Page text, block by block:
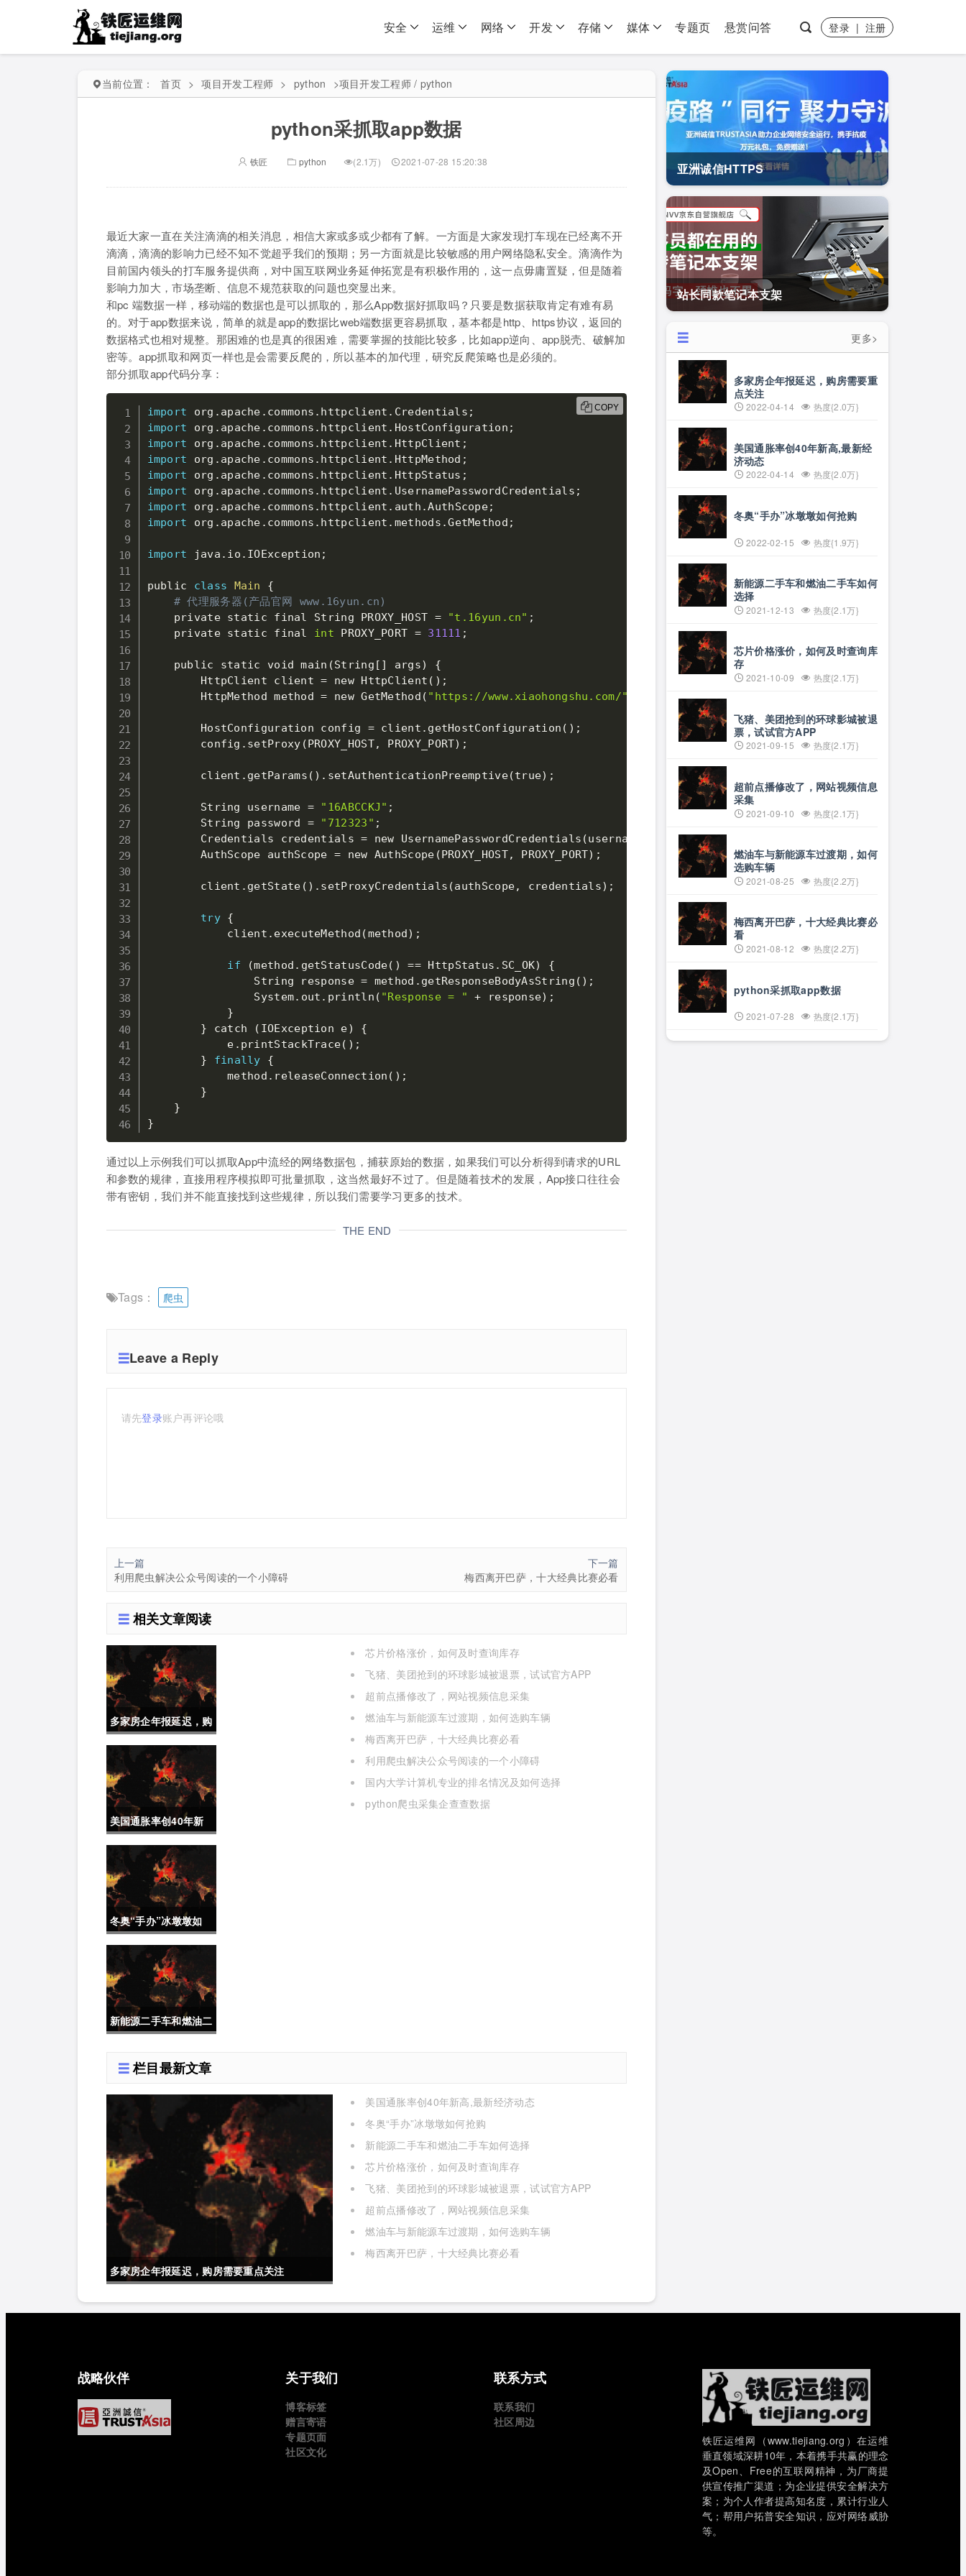
安全 运维 网络 开发 存储 媒体 专题页 悬赏问答 登录 | 注册
当前位置： 首页 > 项目开发工程师 > python >项目开发工程师 / python
python采抓取app数据
铁匠 python (2.1万) 2021-07-28 15:20:38
最近大家一直在关注滴滴的相关消息，相信大家或多或少都有了解。一方面是大家发现打车现在已经离不开
滴滴，滴滴的影响力已经不知不觉超乎我们的预期；另一方面就是比较敏感的用户网络隐私安全。滴滴作为
目前国内领头的打车服务提供商，对中国互联网业务延伸拓宽是有积极作用的，这一点毋庸置疑，但是随着
影响力加大，市场垄断、信息不规范获取的问题也突显出来。
和pc 端数据一样，移动端的数据也是可以抓取的，那么App数据好抓取吗？只要是数据获取肯定有难有易
的。对于app数据来说，简单的就是app的数据比web端数据更容易抓取，基本都是http、https协议，返回的
数据格式也相对规整。那困难的也是真的很困难，需要掌握的技能比较多，比如app逆向、app脱壳、破解加
密等。app抓取和网页一样也是会需要反爬的，所以基本的加代理，研究反爬策略也是必须的。
部分抓取app代码分享：
import org . apache . commons . httpclient . Credentials ;
import org . apache . commons . httpclient . HostConfiguration ;
import org . apache . commons . httpclient . HttpClient ;
import org . apache . commons . httpclient . HttpMethod ;
import org . apache . commons . httpclient . HttpStatus ;
import org . apache . commons . httpclient . UsernamePasswordCredentials ;
import org . apache . commons . httpclient . auth .AuthScope;
import org . apache . commons . httpclient . methods .GetMethod ;
import java . io . IOException ;
public class Main
{
# 代理服务器(产品官网 www.16yun.cn)
    private static final String PROXY_HOST
= "t.16yun.cn" ;
    private static final
int PROXY_PORT = 31111 ;
    public static void main
(String [ ] args)
{
        HttpClient client
= new HttpClient ( ) ;
        HttpMethod method
= new GetMethod ( "https://www.xiaohongshu.com/"
        HostConfiguration config
= client . getHostConfiguration ( ) ;
        config
. setProxy ( PROXY_HOST, PROXY_PORT) ;
        client
. getParams ( ) . setAuthenticationPreemptive(true) ;
        String username
= "16ABCCKJ" ;
        String password
= "712323" ;
        Credentials credentials
= new UsernamePasswordCredentials (username password)
        AuthScope authScope
= new AuthScope ( PROXY_HOST, PROXY_PORT) ;
        client
. getState ( ) . setProxyCredentials (authScope, credentials) ;
try {
            client
. executeMethod (method ) ;
if (method . getStatusCode( ) == HttpStatus . SC_OK)
{
                String response
= method . getResponseBodyAsString ( ) ;
                System
. out . println ( "Response = " + response) ;
}
} catch ( IOException e)
{
            e
. printStackTrace( ) ;
}
finally
{
            method
. releaseConnection ( ) ;
}
}
}
COPY
通过以上示例我们可以抓取App中流经的网络数据包，捕获原始的数据，如果我们可以分析得到请求的URL
和参数的规律，直接用程序模拟即可批量抓取，这当然最好不过了。但是随着技术的发展，App接口往往会
带有密钥，我们并不能直接找到这些规律，所以我们需要学习更多的技术。
THE END
Tags： 爬虫
Leave a Reply
请先登录账户再评论哦
上一篇
利用爬虫解决公众号阅读的一个小障碍
下一篇
梅西离开巴萨，十大经典比赛必看
相关文章阅读
多家房企年报延迟，购
房需要重点关注
美国通胀率创40年新
高,最新经济动态
冬奥“手办”冰墩墩如
何抢购
新能源二手车和燃油二
芯片价格涨价，如何及时查询库存
飞猪、美团抢到的环球影城被退票，试试官方APP
超前点播修改了，网站视频信息采集
燃油车与新能源车过渡期，如何选购车辆
梅西离开巴萨，十大经典比赛必看
利用爬虫解决公众号阅读的一个小障碍
国内大学计算机专业的排名情况及如何选择
python爬虫采集企查查数据
栏目最新文章
多家房企年报延迟，购房需要重点关注
美国通胀率创40年新高,最新经济动态
冬奥“手办”冰墩墩如何抢购
新能源二手车和燃油二手车如何选择
芯片价格涨价，如何及时查询库存
飞猪、美团抢到的环球影城被退票，试试官方APP
超前点播修改了，网站视频信息采集
燃油车与新能源车过渡期，如何选购车辆
梅西离开巴萨，十大经典比赛必看
亚洲诚信HTTPS
站长同款笔记本支架
更多>
多家房企年报延迟，购房需要重
点关注
2022-04-14 热度{2.0万}
美国通胀率创40年新高,最新经
济动态
2022-04-14 热度{2.0万}
冬奥“手办”冰墩墩如何抢购
2022-02-15 热度{1.9万}
新能源二手车和燃油二手车如何
选择
2021-12-13 热度{2.1万}
芯片价格涨价，如何及时查询库
存
2021-10-09 热度{2.1万}
飞猪、美团抢到的环球影城被退
票，试试官方APP
2021-09-15 热度{2.1万}
超前点播修改了，网站视频信息
采集
2021-09-10 热度{2.1万}
燃油车与新能源车过渡期，如何
选购车辆
2021-08-25 热度{2.2万}
梅西离开巴萨，十大经典比赛必
看
2021-08-12 热度{2.2万}
python采抓取app数据
2021-07-28 热度{2.1万}
战略伙伴 关于我们
博客标签
赠言寄语
专题页面
社区文化
联系方式
联系我们
社区周边
铁匠运维网（www.tiejiang.org）在运维
垂直领域深耕10年，本着携手共赢的理念
及Open、Free的互联网精神，为厂商提
供宣传推广渠道；为企业提供安全解决方
案；为个人作者提高知名度，累计行业人
气；帮用户拓普安全知识，应对网络威胁
等。